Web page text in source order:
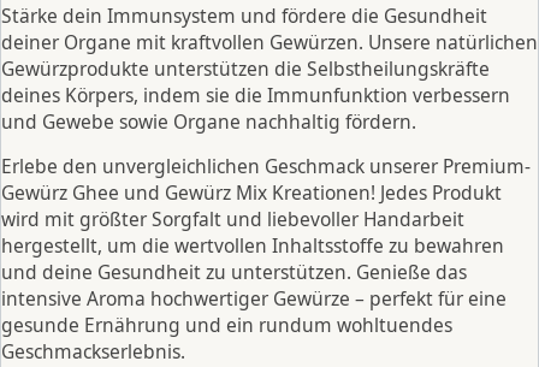
Stärke dein Immunsystem und fördere die Gesundheit
deiner Organe mit kraftvollen Gewürzen. Unsere natürlichen
Gewürzprodukte unterstützen die Selbstheilungskräfte
deines Körpers, indem sie die Immunfunktion verbessern
und Gewebe sowie Organe nachhaltig fördern.
Erlebe den unvergleichlichen Geschmack unserer Premium-
Gewürz Ghee und Gewürz Mix Kreationen! Jedes Produkt
wird mit größter Sorgfalt und liebevoller Handarbeit
hergestellt, um die wertvollen Inhaltsstoffe zu bewahren
und deine Gesundheit zu unterstützen. Genieße das
intensive Aroma hochwertiger Gewürze – perfekt für eine
gesunde Ernährung und ein rundum wohltuendes
Geschmackserlebnis.